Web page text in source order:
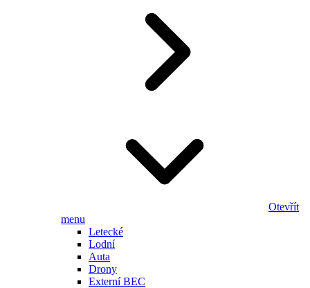
Otevřít
menu
Letecké
Lodní
Auta
Drony
Externí BEC